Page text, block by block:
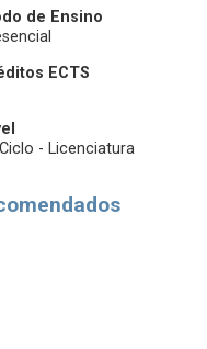
de Ensino
ECTS
- Licenciatura